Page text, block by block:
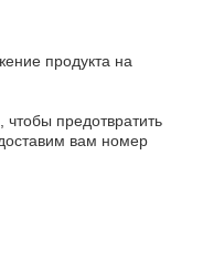
продукта на
предотвратить
вам номер